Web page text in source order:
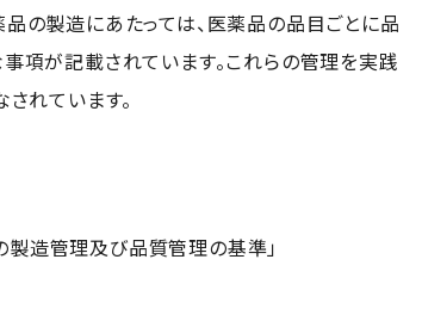
の製造にあたっては、医薬品の品目ごとに品
項が記載されています。これらの管理を実践
れています。
造管理及び品質管理の基準」